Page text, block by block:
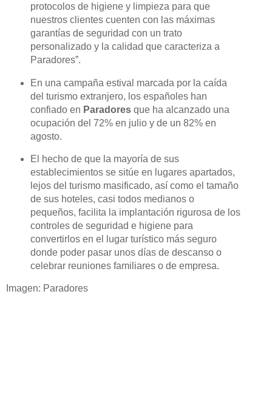
protocolos de higiene y limpieza para que
nuestros clientes cuenten con las máximas
garantías de seguridad con un trato
personalizado y la calidad que caracteriza a
Paradores”.
En una campaña estival marcada por la caída
del turismo extranjero, los españoles han
confiado en Paradoresque ha alcanzado una
ocupación del 72% en julio y de un 82% en
agosto.
El hecho de que la mayoría de sus
establecimientos se sitúe en lugares apartados,
lejos del turismo masificado, así como el tamaño
de sus hoteles, casi todos medianos o
pequeños, facilita la implantación rigurosa de los
controles de seguridad e higiene para
convertirlos en el lugar turístico más seguro
donde poder pasar unos días de descanso o
celebrar reuniones familiares o de empresa.
Imagen: Paradores